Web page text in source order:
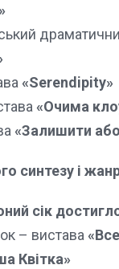
«Serendipity»
«Очима
«Залишити
синтезу і
сік
– вистава
Квітка»